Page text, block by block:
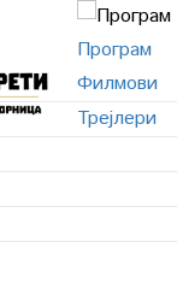
Програм
Филмови
Трејлери